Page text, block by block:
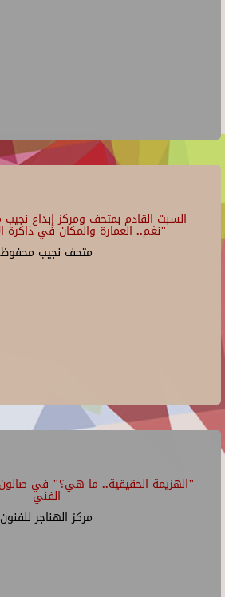
السبت القادم بمتحف ومركز إبداع
"نغم.. العمارة والمكان في ذاكرة
متحف نجيب محفوظ
"الهزيمة الحقيقية.. ما هي؟" في صالون
الفني
مركز الهناجر للفنون